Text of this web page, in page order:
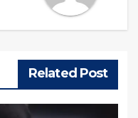
Related Post